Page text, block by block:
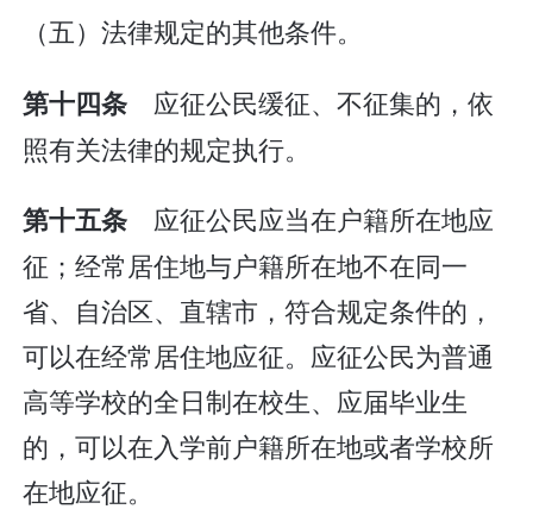
（五）法律规定的其他条件。
第十四条 应征公民缓征、不征集的，依
照有关法律的规定执行。
第十五条 应征公民应当在户籍所在地应
征；经常居住地与户籍所在地不在同一
省、自治区、直辖市，符合规定条件的，
可以在经常居住地应征。应征公民为普通
高等学校的全日制在校生、应届毕业生
的，可以在入学前户籍所在地或者学校所
在地应征。